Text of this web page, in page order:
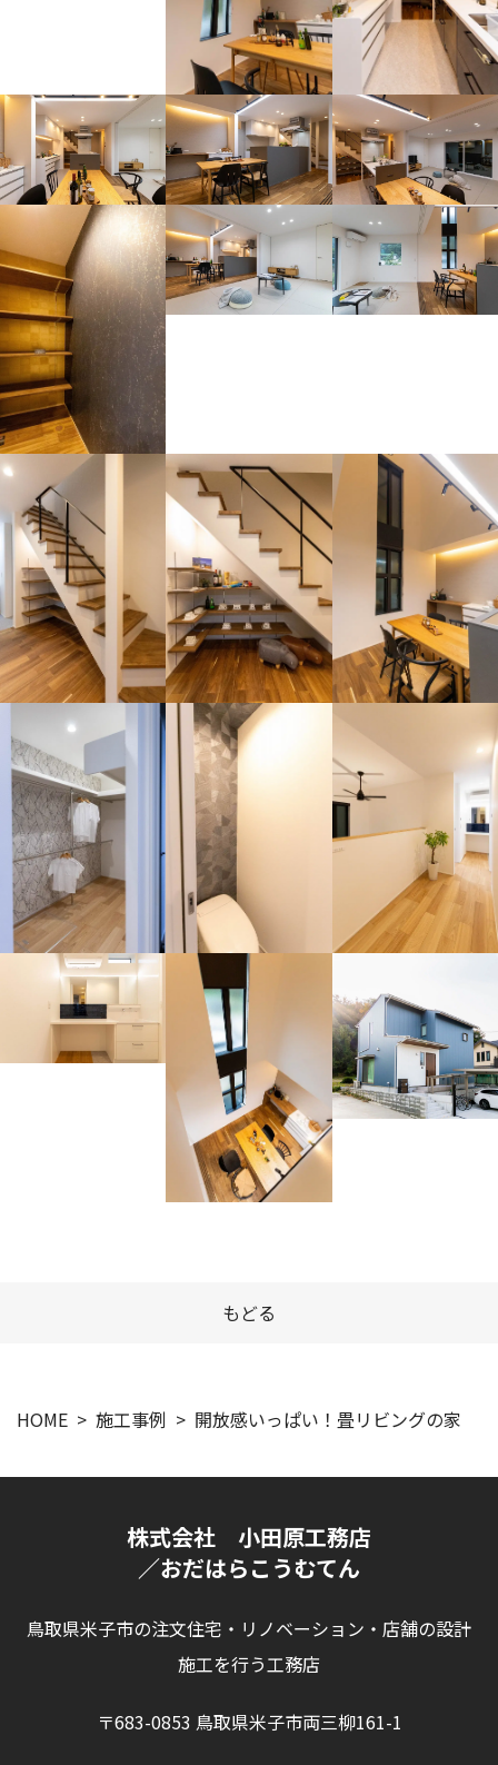
もどる
HOME 施工事例 開放感いっぱい！畳リビングの家
株式会社 小田原工務店
／おだはらこうむてん
鳥取県米子市の注文住宅・リノベーション・店舗の設計
施工を行う工務店
〒683-0853 鳥取県米子市両三柳161-1